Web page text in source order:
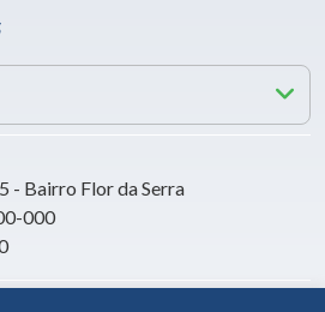
- Bairro Flor da Serra
000